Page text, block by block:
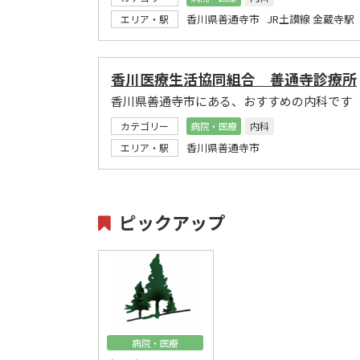
エリア・駅
香川県善通寺市 JR土讃線 金蔵寺駅
香川医療生活協同組合 善通寺診療所
香川県善通寺市にある、おすすめの内科です
カテゴリー 病院・医療
内科
エリア・駅
香川県善通寺市
ピックアップ
病院・医療